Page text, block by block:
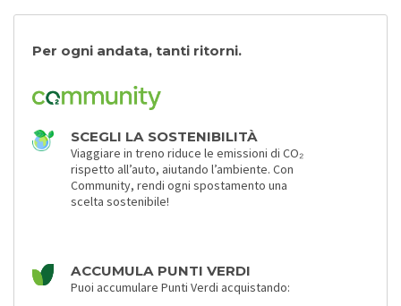
Per ogni andata, tanti ritorni.
SCEGLI LA SOSTENIBILITÀ
Viaggiare in treno riduce le emissioni di CO₂
rispetto all’auto, aiutando l’ambiente. Con
Community, rendi ogni spostamento una
scelta sostenibile!
ACCUMULA PUNTI VERDI
Puoi accumulare Punti Verdi acquistando: